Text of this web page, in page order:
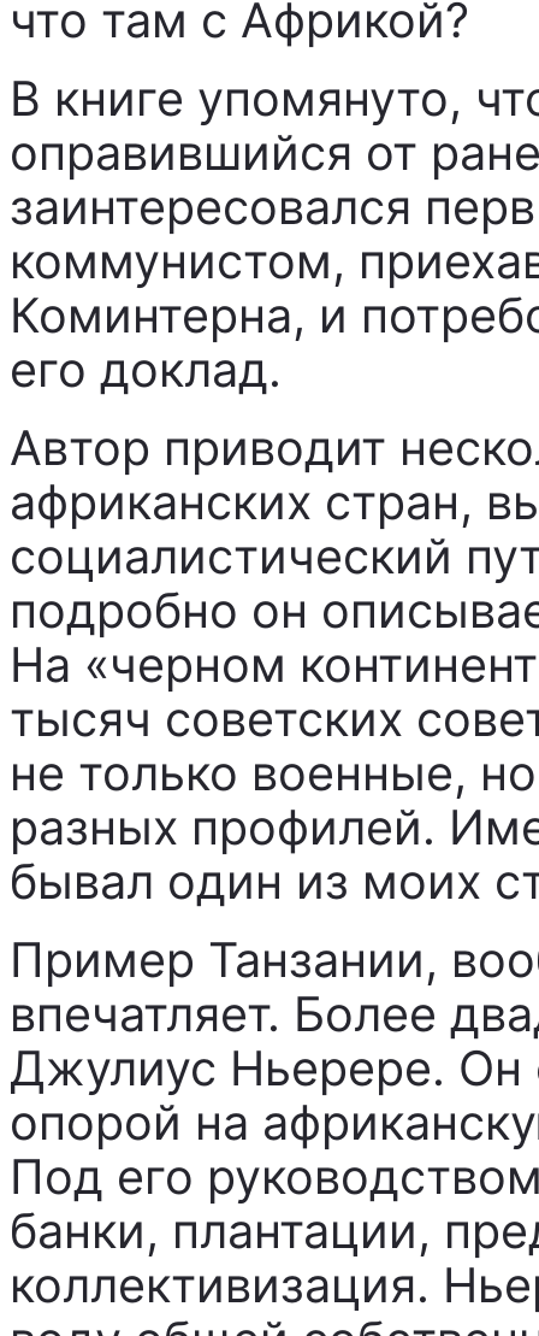
что там с Африкой?
В книге упомянуто,
оправившийся от
заинтересовался
коммунистом,
Коминтерна, и
его доклад.
Автор приводит
африканских стран,
социалистический
подробно он
На «черном
тысяч советских
не только военные,
разных профилей.
бывал один из моих
Пример Танзании,
впечатляет. Более
Джулиус Ньерере. Он
опорой на
Под его
банки, плантации,
коллективизация.